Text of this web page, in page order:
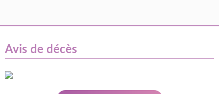
Avis de décès